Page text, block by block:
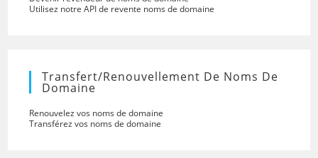
Utilisez notre API de revente noms de domaine
Transfert/renouvellement De Noms De
Domaine
Renouvelez vos noms de domaine
Transférez vos noms de domaine